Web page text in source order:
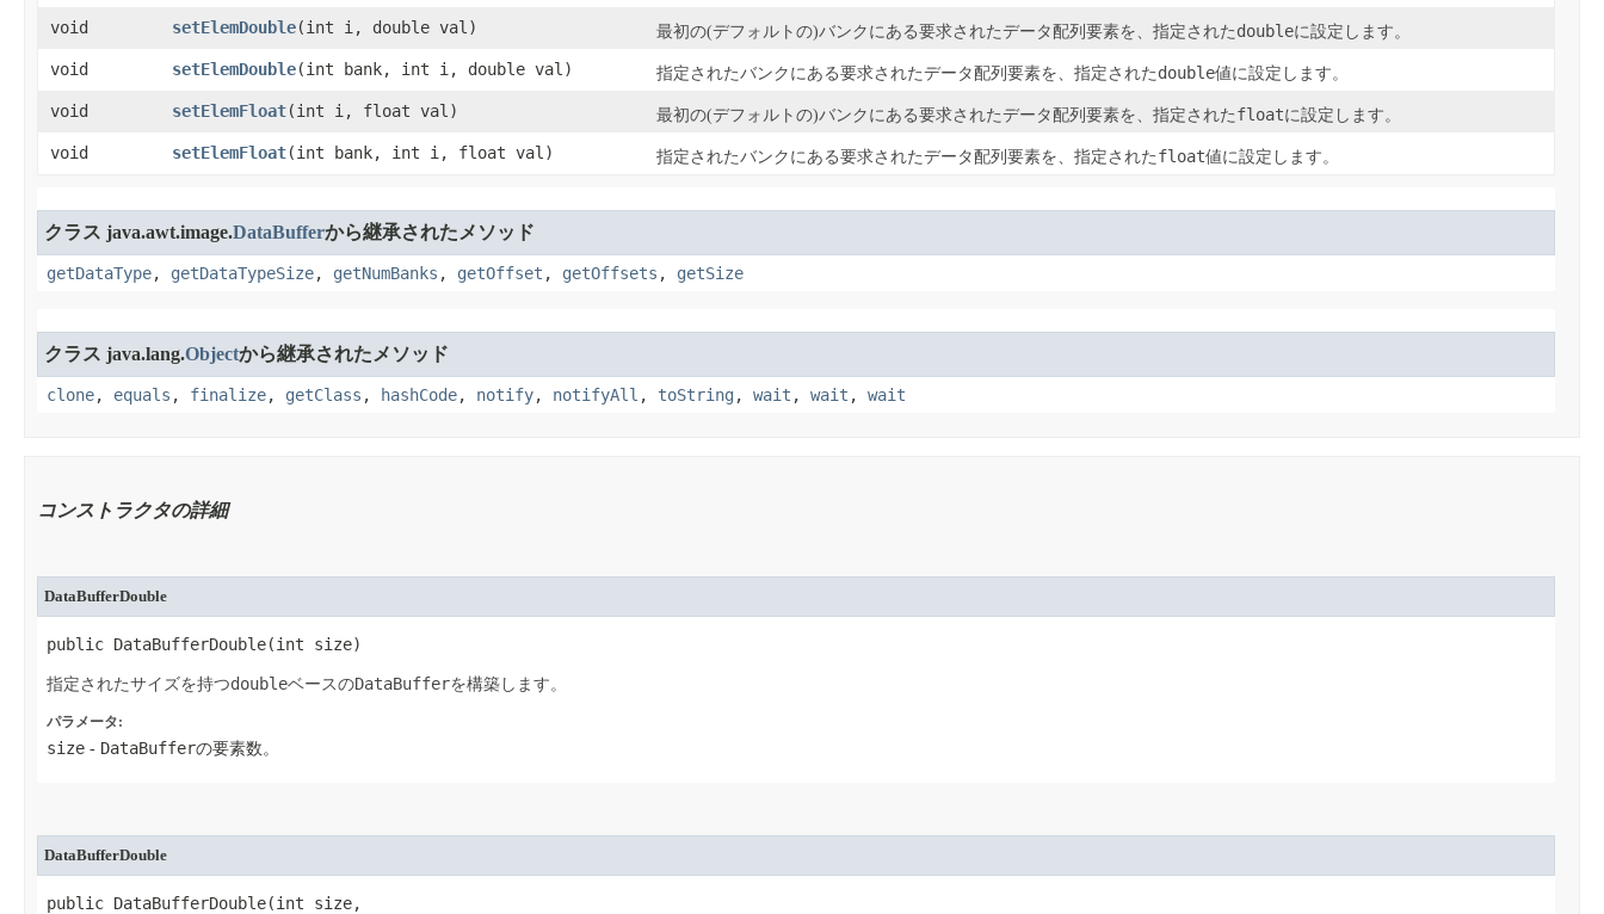
void setElemDouble​(int i, double val) 最初の(デフォルトの)バンクにある要求されたデータ配列要素を、指定された doubleに設定します。
void setElemDouble​(int bank, int i, double val) 指定されたバンクにある要求されたデータ配列要素を、指定された double値に設定します。
void setElemFloat​(int i, float val) 最初の(デフォルトの)バンクにある要求されたデータ配列要素を、指定された floatに設定します。
void setElemFloat​(int bank, int i, float val) 指定されたバンクにある要求されたデータ配列要素を、指定された float値に設定します。
クラス java.awt.image.DataBufferから継承されたメソッド
getDataType, getDataTypeSize, getNumBanks , getOffset , getOffsets , getSize
クラス java.lang.Objectから継承されたメソッド
clone, equals , finalize, getClass , hashCode, notify, notifyAll , toString , wait , wait , wait
コンストラクタの詳細
DataBufferDouble
public DataBufferDouble​(int size)
指定されたサイズを持つdoubleベースのDataBufferを構築します。
パラメータ:
size - DataBufferの要素数。
DataBufferDouble
public DataBufferDouble​(int size,